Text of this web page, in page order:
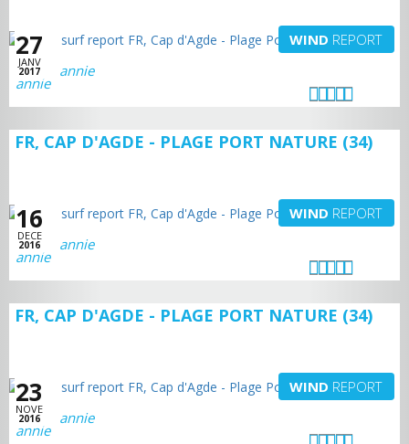
27
JANV
2017
WIND REPORT
annie
FR, CAP D'AGDE - PLAGE PORT NATURE (34)
16
DECE
2016
WIND REPORT
annie
FR, CAP D'AGDE - PLAGE PORT NATURE (34)
23
NOVE
2016
WIND REPORT
annie